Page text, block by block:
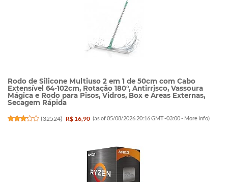
Rodo de Silicone Multiuso 2 em 1 de 50cm com Cabo
Extensível 64-102cm, Rotação 180°, Antirrisco, Vassoura
Mágica e Rodo para Pisos, Vidros, Box e Áreas Externas,
Secagem Rápida
(32524) R$ 16,90 (as of 05/08/2026 20:16 GMT -03:00 - More info)